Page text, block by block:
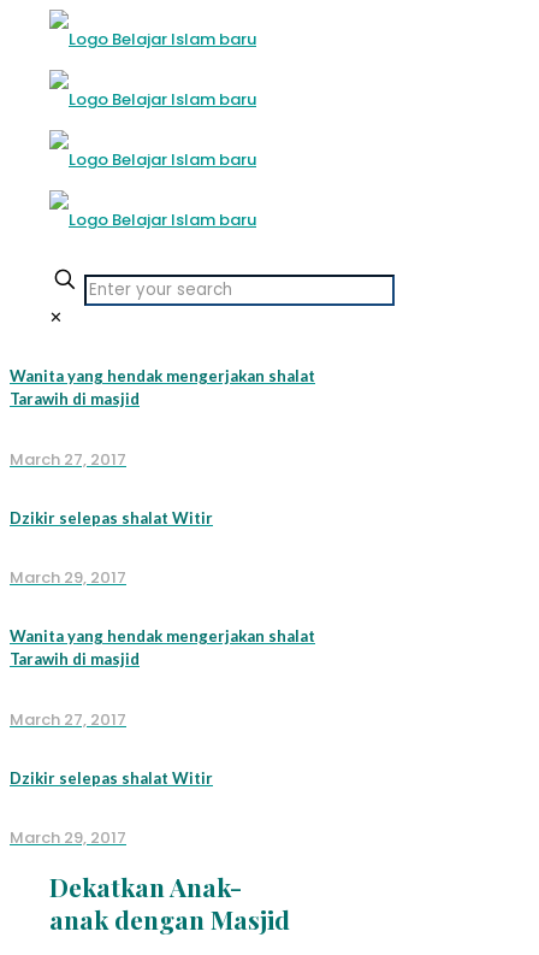
✕
Wanita yang hendak mengerjakan shalat
Tarawih di masjid
March 27, 2017
Dzikir selepas shalat Witir
March 29, 2017
Wanita yang hendak mengerjakan shalat
Tarawih di masjid
March 27, 2017
Dzikir selepas shalat Witir
March 29, 2017
Dekatkan Anak-
anak dengan Masjid